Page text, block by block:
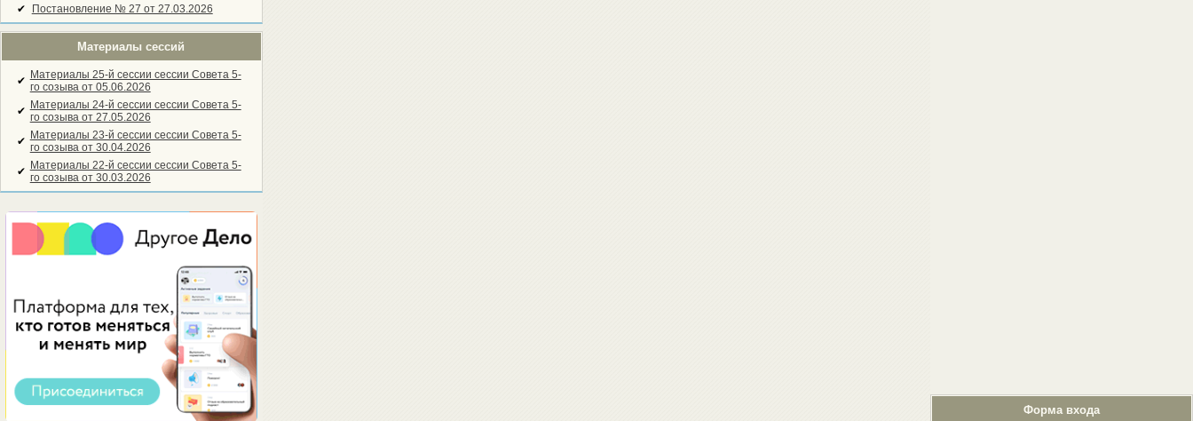
✔
Постановление № 27 от 27.03.2026
Материалы сессий
✔ Материалы 25-й сессии сессии Совета 5-
го созыва от 05.06.2026
✔ Материалы 24-й сессии сессии Совета 5-
го созыва от 27.05.2026
✔ Материалы 23-й сессии сессии Совета 5-
го созыва от 30.04.2026
✔ Материалы 22-й сессии сессии Совета 5-
го созыва от 30.03.2026
Форма входа